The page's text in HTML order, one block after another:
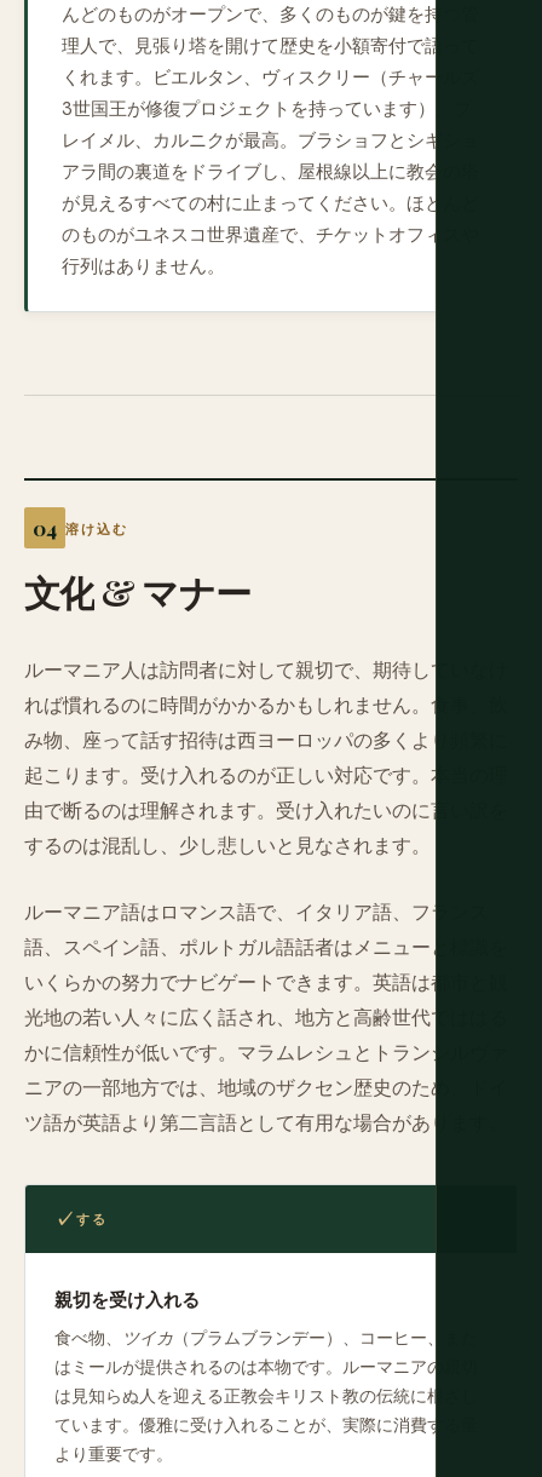
んどのものがオープンで、多くのものが鍵を持つ管
理人で、見張り塔を開けて歴史を小額寄付で語って
くれます。ビエルタン、ヴィスクリー（チャールズ
3世国王が修復プロジェクトを持っています）、プ
レイメル、カルニクが最高。ブラショフとシギショ
アラ間の裏道をドライブし、屋根線以上に教会の塔
が見えるすべての村に止まってください。ほとんど
のものがユネスコ世界遺産で、チケットオフィスや
行列はありません。
溶け込む
文化&マナー
ルーマニア人は訪問者に対して親切で、期待していなけ
れば慣れるのに時間がかかるかもしれません。食事、飲
み物、座って話す招待は西ヨーロッパの多くより頻繁に
起こります。受け入れるのが正しい対応です。本当の理
由で断るのは理解されます。受け入れたいのに言い訳を
するのは混乱し、少し悲しいと見なされます。
ルーマニア語はロマンス語で、イタリア語、フランス
語、スペイン語、ポルトガル語話者はメニューと標識を
いくらかの努力でナビゲートできます。英語は都市と観
光地の若い人々に広く話され、地方と高齢世代でははる
かに信頼性が低いです。マラムレシュとトランシルヴァ
ニアの一部地方では、地域のザクセン歴史のため、ドイ
ツ語が英語より第二言語として有用な場合があります。
する
親切を受け入れる
食べ物、 ツイカ （プラムブランデー）、コーヒー、また
はミールが提供されるのは本物です。ルーマニアの親切
は見知らぬ人を迎える正教会キリスト教の伝統に根ざし
ています。優雅に受け入れることが、実際に消費する量
より重要です。